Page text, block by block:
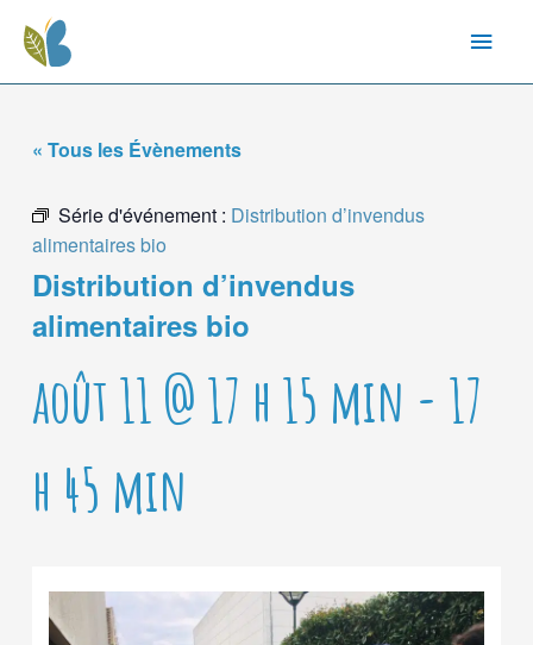
« Tous les Évènements
Série d'événement : Distribution d’invendus
alimentaires bio
Distribution d’invendus
alimentaires bio
août 11 @ 17 h 15 min - 17
h 45 min